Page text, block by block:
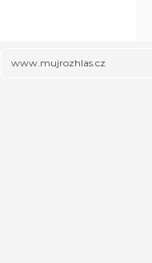
www.mujrozhlas.cz